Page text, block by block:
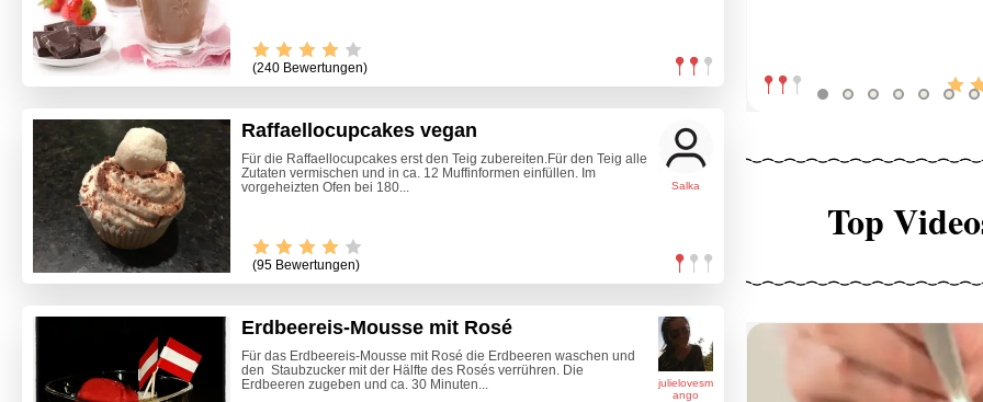
(240 Bewertungen)
Salka
Raffaellocupcakes vegan
Für die Raffaellocupcakes erst den Teig zubereiten.Für den Teig alle
Zutaten vermischen und in ca. 12 Muffinformen einfüllen. Im
vorgeheizten Ofen bei 180...
(95 Bewertungen)
julielovesm
ango
Erdbeereis-Mousse mit Rosé
Für das Erdbeereis-Mousse mit Rosé die Erdbeeren waschen und
den Staubzucker mit der Hälfte des Rosés verrühren. Die
Erdbeeren zugeben und ca. 30 Minuten...
Top